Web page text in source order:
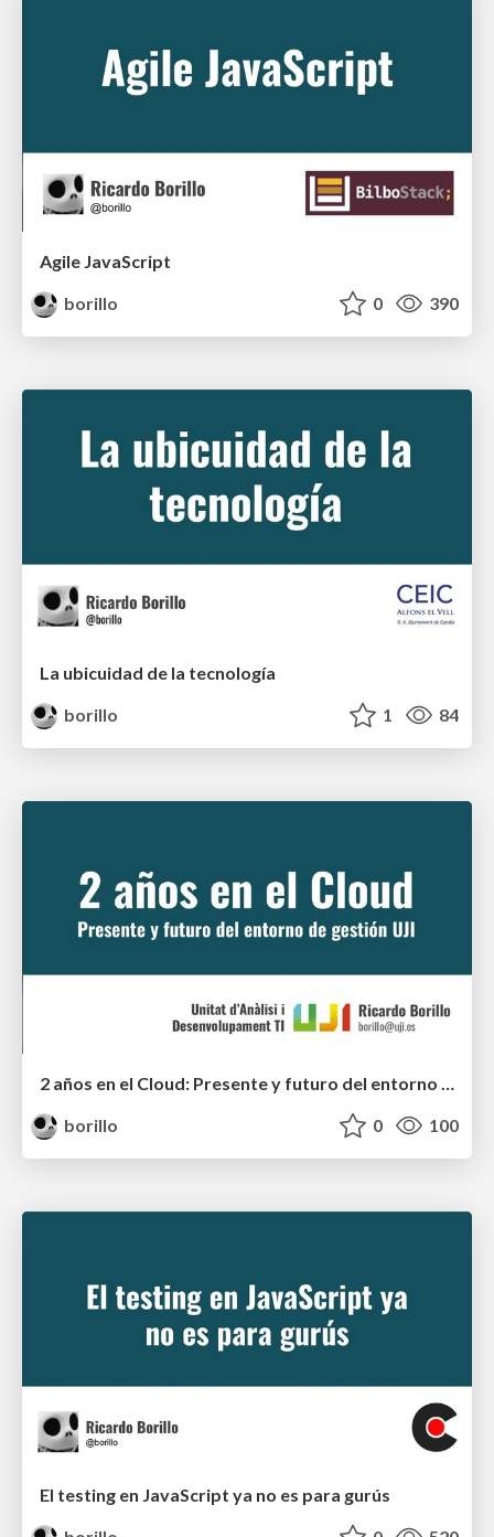
Agile JavaScript
borillo
0 390
La ubicuidad de la tecnología
borillo
1 84
2 años en el Cloud: Presente y futuro del entorno de gestión UJI
borillo
0 100
El testing en JavaScript ya no es para gurús